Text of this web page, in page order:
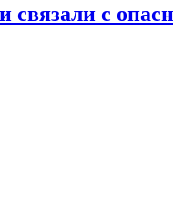
с